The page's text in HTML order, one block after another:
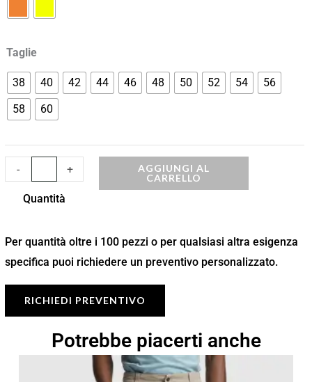
Taglie
38 40 42 44 46 48 50 52 54
56
58
60
- +
AGGIUNGI AL
CARRELLO
Quantità
Per quantità oltre i 100 pezzi o per qualsiasi altra esigenza
specifica puoi richiedere un preventivo personalizzato.
RICHIEDI PREVENTIVO
Potrebbe piacerti anche
Fascia
di